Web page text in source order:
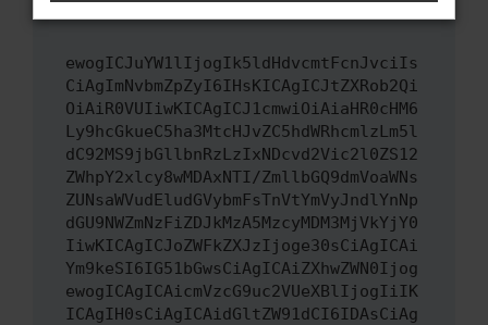
ewogICJuYW1lIjogIk5ldHdvcmtFcnJvciIs
CiAgImNvbmZpZyI6IHsKICAgICJtZXRob2Qi
OiAiR0VUIiwKICAgICJ1cmwiOiAiaHR0cHM6
Ly9hcGkueC5ha3MtcHJvZC5hdWRhcmlzLm5l
dC92MS9jbGllbnRzLzIxNDcvd2Vic2l0ZS12
ZWhpY2xlcy8wMDAxNTI/ZmllbGQ9dmVoaWNs
ZUNsaWVudEludGVybmFsTnVtYmVyJndlYnNp
dGU9NWZmNzFiZDJkMzA5MzcyMDM3MjVkYjY0
IiwKICAgICJoZWFkZXJzIjoge30sCiAgICAi
Ym9keSI6IG51bGwsCiAgICAiZXhwZWN0Ijog
ewogICAgICAicmVzcG9uc2VUeXBlIjogIiIK
ICAgIH0sCiAgICAidGltZW91dCI6IDAsCiAg